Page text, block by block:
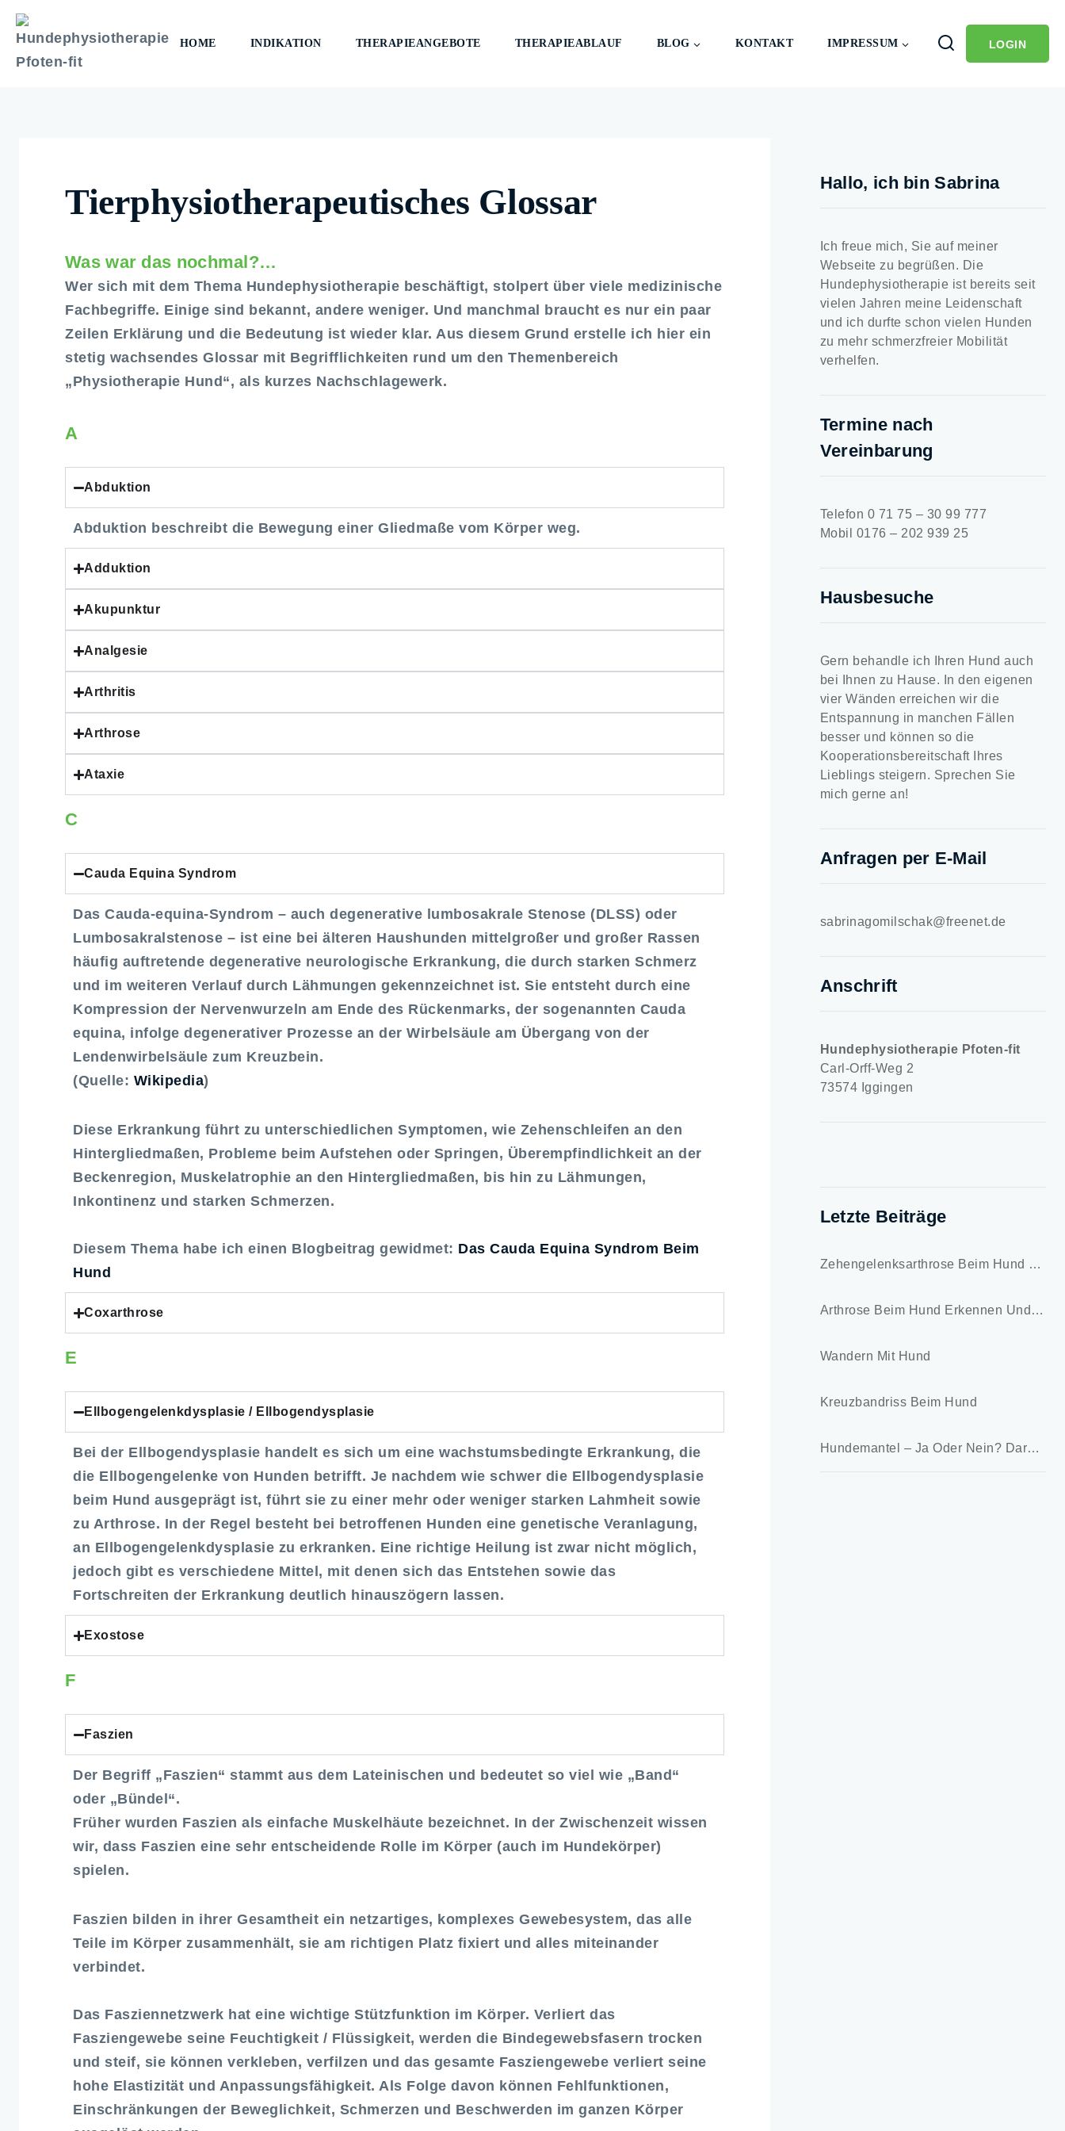
HOME INDIKATION THERAPIEANGEBOTE THERAPIEABLAUF BLOG KONTAKT IMPRESSUM LOGIN
Tierphysiotherapeutisches Glossar
Was war das nochmal?…
Wer sich mit dem Thema Hundephysiotherapie beschäftigt, stolpert über viele medizinische
Fachbegriffe. Einige sind bekannt, andere weniger. Und manchmal braucht es nur ein paar
Zeilen Erklärung und die Bedeutung ist wieder klar. Aus diesem Grund erstelle ich hier ein
stetig wachsendes Glossar mit Begrifflichkeiten rund um den Themenbereich
„Physiotherapie Hund“, als kurzes Nachschlagewerk.
A
Abduktion
Abduktion beschreibt die Bewegung einer Gliedmaße vom Körper weg.
Adduktion
Akupunktur
Analgesie
Arthritis
Arthrose
Ataxie
C
Cauda Equina Syndrom
Das Cauda-equina-Syndrom – auch degenerative lumbosakrale Stenose (DLSS) oder
Lumbosakralstenose – ist eine bei älteren Haushunden mittelgroßer und großer Rassen
häufig auftretende degenerative neurologische Erkrankung, die durch starken Schmerz
und im weiteren Verlauf durch Lähmungen gekennzeichnet ist. Sie entsteht durch eine
Kompression der Nervenwurzeln am Ende des Rückenmarks, der sogenannten Cauda
equina, infolge degenerativer Prozesse an der Wirbelsäule am Übergang von der
Lendenwirbelsäule zum Kreuzbein.
(Quelle: Wikipedia)
Diese Erkrankung führt zu unterschiedlichen Symptomen, wie Zehenschleifen an den
Hintergliedmaßen, Probleme beim Aufstehen oder Springen, Überempfindlichkeit an der
Beckenregion, Muskelatrophie an den Hintergliedmaßen, bis hin zu Lähmungen,
Inkontinenz und starken Schmerzen.
Diesem Thema habe ich einen Blogbeitrag gewidmet: Das Cauda Equina Syndrom Beim
Hund
Coxarthrose
E
Ellbogengelenkdysplasie / Ellbogendysplasie
Bei der Ellbogendysplasie handelt es sich um eine wachstumsbedingte Erkrankung, die
die Ellbogengelenke von Hunden betrifft. Je nachdem wie schwer die Ellbogendysplasie
beim Hund ausgeprägt ist, führt sie zu einer mehr oder weniger starken Lahmheit sowie
zu Arthrose. In der Regel besteht bei betroffenen Hunden eine genetische Veranlagung,
an Ellbogengelenkdysplasie zu erkranken. Eine richtige Heilung ist zwar nicht möglich,
jedoch gibt es verschiedene Mittel, mit denen sich das Entstehen sowie das
Fortschreiten der Erkrankung deutlich hinauszögern lassen.
Exostose
F
Faszien
Der Begriff „Faszien“ stammt aus dem Lateinischen und bedeutet so viel wie „Band“
oder „Bündel“.
Früher wurden Faszien als einfache Muskelhäute bezeichnet. In der Zwischenzeit wissen
wir, dass Faszien eine sehr entscheidende Rolle im Körper (auch im Hundekörper)
spielen.
Faszien bilden in ihrer Gesamtheit ein netzartiges, komplexes Gewebesystem, das alle
Teile im Körper zusammenhält, sie am richtigen Platz fixiert und alles miteinander
verbindet.
Das Fasziennetzwerk hat eine wichtige Stützfunktion im Körper. Verliert das
Fasziengewebe seine Feuchtigkeit / Flüssigkeit, werden die Bindegewebsfasern trocken
und steif, sie können verkleben, verfilzen und das gesamte Fasziengewebe verliert seine
hohe Elastizität und Anpassungsfähigkeit. Als Folge davon können Fehlfunktionen,
Einschränkungen der Beweglichkeit, Schmerzen und Beschwerden im ganzen Körper
Hallo, ich bin Sabrina
Ich freue mich, Sie auf meiner
Webseite zu begrüßen. Die
Hundephysiotherapie ist bereits seit
vielen Jahren meine Leidenschaft
und ich durfte schon vielen Hunden
zu mehr schmerzfreier Mobilität
verhelfen.
Termine nach
Vereinbarung
Telefon 0 71 75 – 30 99 777
Mobil 0176 – 202 939 25
Hausbesuche
Gern behandle ich Ihren Hund auch
bei Ihnen zu Hause. In den eigenen
vier Wänden erreichen wir die
Entspannung in manchen Fällen
besser und können so die
Kooperationsbereitschaft Ihres
Lieblings steigern. Sprechen Sie
mich gerne an!
Anfragen per E-Mail
sabrinagomilschak@freenet.de
Anschrift
Hundephysiotherapie Pfoten-fit
Carl-Orff-Weg 2
73574 Iggingen
Letzte Beiträge
Zehengelenksarthrose Beim Hund – Symptome Und Behandlung
Arthrose Beim Hund Erkennen Und Lindern
Wandern Mit Hund
Kreuzbandriss Beim Hund
Hundemantel – Ja Oder Nein? Darauf Kommt Es An!